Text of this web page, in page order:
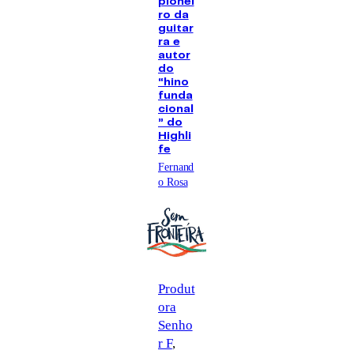
ro da
guitar
ra e
autor
do
“hino
funda
cional
” do
Highli
fe
Fernand
o Rosa
Produt
ora
Senho
r F